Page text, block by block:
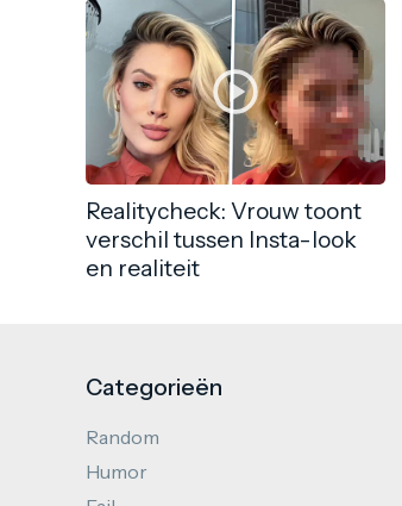
Realitycheck: Vrouw toont
verschil tussen Insta-look
en realiteit
Categorieën
Random
Humor